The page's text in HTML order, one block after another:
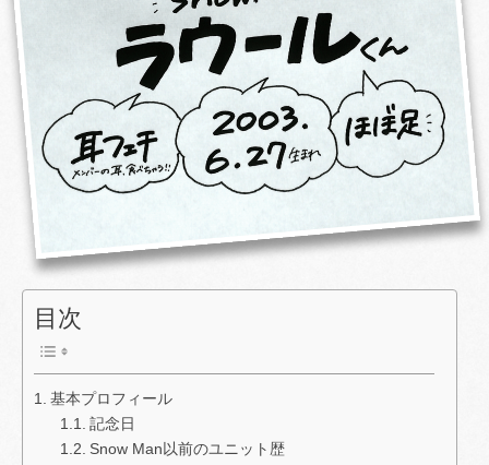
目次
基本プロフィール
記念日
Snow Man以前のユニット歴